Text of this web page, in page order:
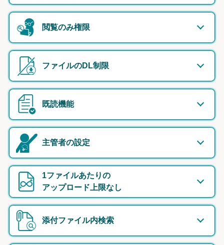
閲覧のみ権限
ファイルのDL制限
既読機能
主管者の設定
1ファイルあたりの
アップロード上限なし
添付ファイル内検索